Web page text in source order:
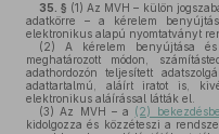
35. § (1) Az MVH – külön
adatkörre – a kérelem
elektronikus alapú nyomtatványt
(2) A kérelem benyújtása és
meghatározott módon,
adathordozón teljesített
adattartalmú, aláírt iratot is,
elektronikus aláírással látták el.
(3) Az MVH – a (2)
kidolgozza és közzéteszi a